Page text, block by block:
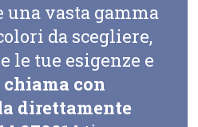
una vasta gamma
da scegliere,
le tue esigenze e
chiama con
direttamente